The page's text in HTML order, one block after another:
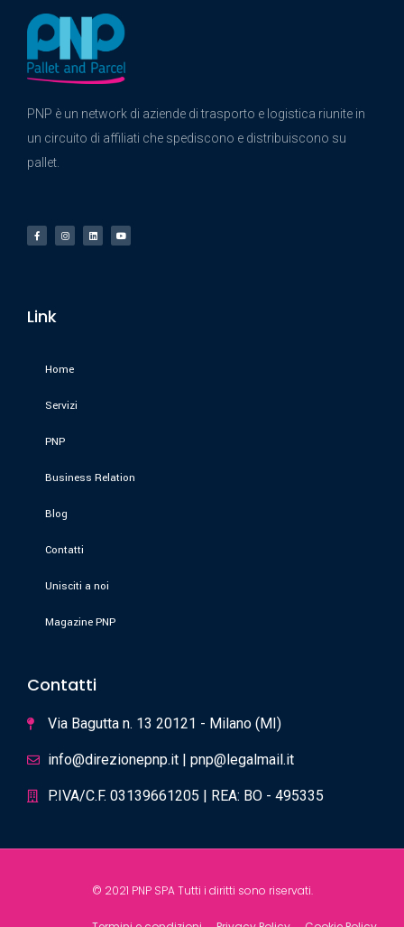
PNP è un network di aziende di trasporto e logistica riunite in
un circuito di affiliati che spediscono e distribuiscono su
pallet.
Link
Home
Servizi
PNP
Business Relation
Blog
Contatti
Unisciti a noi
Magazine PNP
Contatti
Via Bagutta n. 13 20121 - Milano (MI)
info@direzionepnp.it | pnp@legalmail.it
P.IVA/C.F. 03139661205 | REA: BO - 495335
© 2021 PNP SPA Tutti i diritti sono riservati.